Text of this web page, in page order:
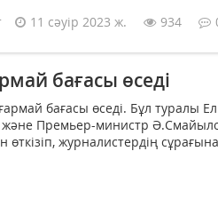
11 сәуір 2023 ж. 934
бағасы өседі
бағасы өседі. Бұл туралы­ Ел
Премьер-ми­нистр
өткізіп, журналистердің